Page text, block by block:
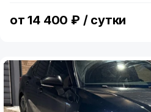
от 14 400 ₽ / сутки